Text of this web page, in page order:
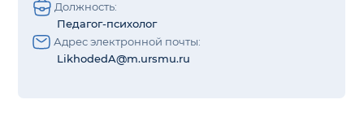
Должность:
Педагог-психолог
Адрес электронной почты:
LikhodedA@m.ursmu.ru